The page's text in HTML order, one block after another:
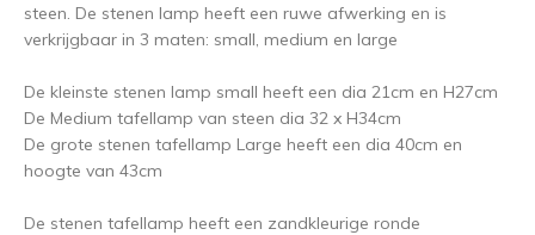
steen. De stenen lamp heeft een ruwe afwerking en is
verkrijgbaar in 3 maten: small, medium en large
De kleinste stenen lamp small heeft een dia 21cm en H27cm
De Medium tafellamp van steen dia 32 x H34cm
De grote stenen tafellamp Large heeft een dia 40cm en
hoogte van 43cm
De stenen tafellamp heeft een zandkleurige ronde